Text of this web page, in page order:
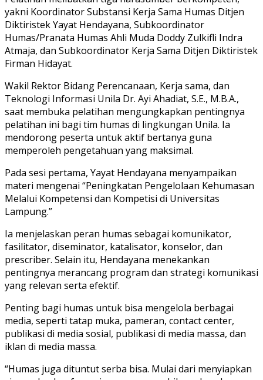
yakni Koordinator Substansi Kerja Sama Humas Ditjen
Diktiristek Yayat Hendayana, Subkoordinator
Humas/Pranata Humas Ahli Muda Doddy Zulkifli Indra
Atmaja, dan Subkoordinator Kerja Sama Ditjen Diktiristek
Firman Hidayat.
Wakil Rektor Bidang Perencanaan, Kerja sama, dan
Teknologi Informasi Unila Dr. Ayi Ahadiat, S.E., M.B.A.,
saat membuka pelatihan mengungkapkan pentingnya
pelatihan ini bagi tim humas di lingkungan Unila. Ia
mendorong peserta untuk aktif bertanya guna
memperoleh pengetahuan yang maksimal.
Pada sesi pertama, Yayat Hendayana menyampaikan
materi mengenai “Peningkatan Pengelolaan Kehumasan
Melalui Kompetensi dan Kompetisi di Universitas
Lampung.”
Ia menjelaskan peran humas sebagai komunikator,
fasilitator, diseminator, katalisator, konselor, dan
prescriber. Selain itu, Hendayana menekankan
pentingnya merancang program dan strategi komunikasi
yang relevan serta efektif.
Penting bagi humas untuk bisa mengelola berbagai
media, seperti tatap muka, pameran, contact center,
publikasi di media sosial, publikasi di media massa, dan
iklan di media massa.
“Humas juga dituntut serba bisa. Mulai dari menyiapkan